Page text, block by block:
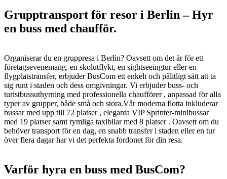
Grupptransport för resor i Berlin – Hyr
en buss med chaufför.
Organiserar du en gruppresa i Berlin? Oavsett om det är för ett
företagsevenemang, en skolutflykt, en sightseeingtur eller en
flygplatstransfer, erbjuder BusCom ett enkelt och pålitligt sätt att ta
sig runt i staden och dess omgivningar. Vi erbjuder buss- och
turistbussuthyrning med professionella chaufförer , anpassad för alla
typer av grupper, både små och stora.Vår moderna flotta inkluderar
bussar med upp till 72 platser , eleganta VIP Sprinter-minibussar
med 19 platser samt rymliga taxibilar med 8 platser . Oavsett om du
behöver transport för en dag, en snabb transfer i staden eller en tur
över flera dagar har vi det perfekta fordonet för din resa.
Varför hyra en buss med BusCom?